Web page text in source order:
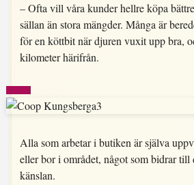
– Ofta vill våra kunder hellre köpa
sällan än stora mängder. Många är
för en köttbit när djuren vuxit upp bra,
kilometer härifrån.
Alla som arbetar i butiken är själva
eller bor i området, något som bidrar till
känslan.